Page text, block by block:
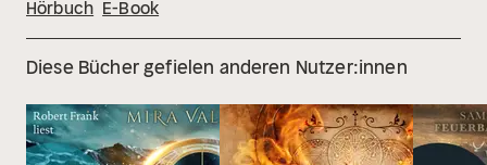
Hörbuch E-Book
Diese Bücher gefielen anderen Nutzer:innen